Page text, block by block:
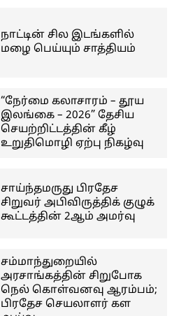
நாட்டின் சில இடங்களில்
மழை பெய்யும் சாத்தியம்
“நேர்மை கலாசாரம் – தூய
இலங்கை – 2026” தேசிய
செயற்றிட்டத்தின் கீழ்
உறுதிமொழி ஏற்பு நிகழ்வு
சாய்ந்தமருது பிரதேச
சிறுவர் அபிவிருத்திக் குழுக்
கூட்டத்தின் 2ஆம் அமர்வு
சம்மாந்துறையில்
அரசாங்கத்தின் சிறுபோக
நெல் கொள்வனவு ஆரம்பம்;
பிரதேச செயலாளர் கள